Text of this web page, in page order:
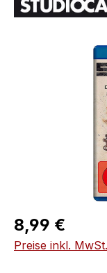
Bildergalerie
Regulärer Preis:
8,99 €
Preise inkl.